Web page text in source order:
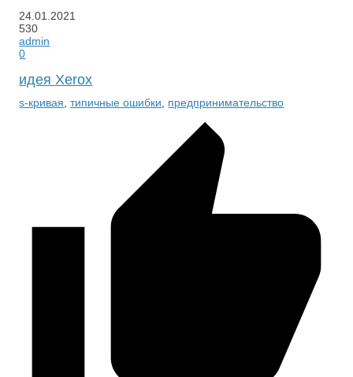
24.01.2021
530
admin
0
идея Xerox
s-кривая ,типичные ошибки предпринимательство